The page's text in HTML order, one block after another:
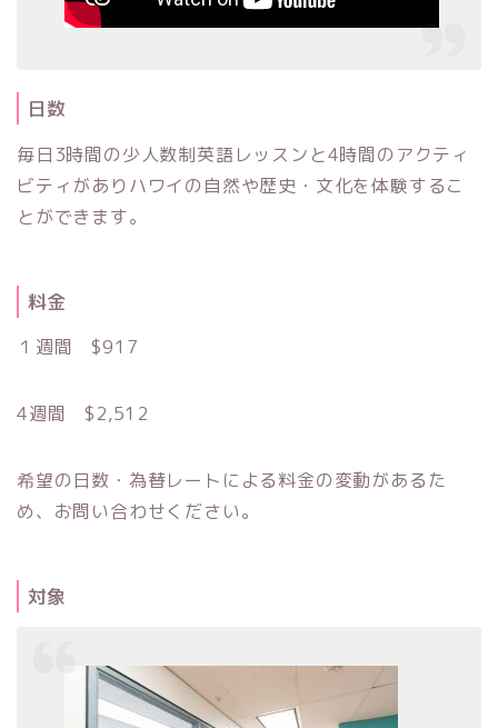
日数
毎日3時間の少人数制英語レッスンと4時間のアクティ
ビティがありハワイの自然や歴史・文化を体験するこ
とができます。
料金
１週間 $917
4週間 $2,512
希望の日数・為替レートによる料金の変動があるた
め、お問い合わせください。
対象